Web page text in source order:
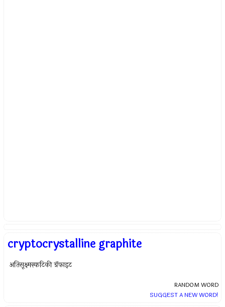
cryptocrystalline graphite
अतिसूक्ष्मस्फटिकी ग्रॅफाइट
RANDOM WORD
SUGGEST A NEW WORD!